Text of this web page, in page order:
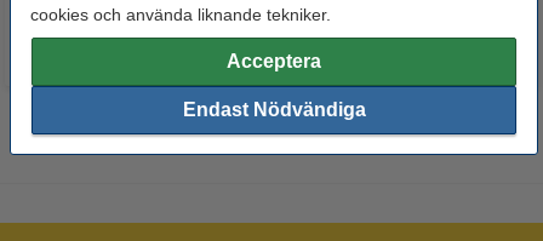
cookies och använda liknande tekniker.
Acceptera
Endast Nödvändiga